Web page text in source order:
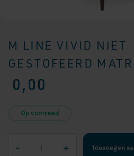
M LINE VIVID NIET
GESTOFEERD
0,00
Op voorraad
–
line
+ Toevoegen